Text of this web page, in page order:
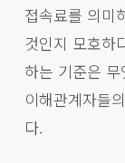
접속료를 의미
것인지 모호하
하는 기준은
이해관계자들
다.